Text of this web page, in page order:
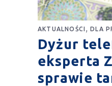
AKTUALNOŚCI ,DLA
Dyżur
eksperta
sprawie